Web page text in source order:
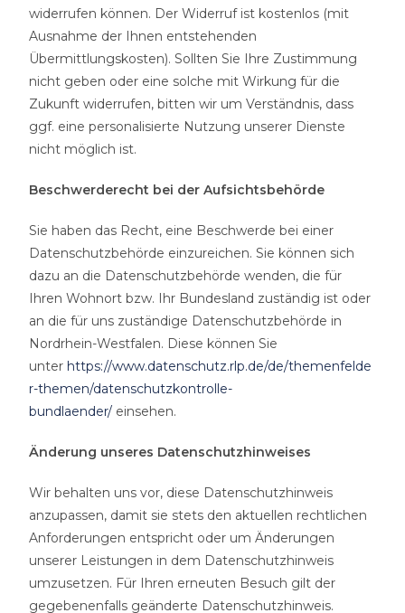
widerrufen können. Der Widerruf ist kostenlos (mit
Ausnahme der Ihnen entstehenden
Übermittlungskosten). Sollten Sie Ihre Zustimmung
nicht geben oder eine solche mit Wirkung für die
Zukunft widerrufen, bitten wir um Verständnis, dass
ggf. eine personalisierte Nutzung unserer Dienste
nicht möglich ist.
Beschwerderecht bei der Aufsichtsbehörde
Sie haben das Recht, eine Beschwerde bei einer
Datenschutzbehörde einzureichen. Sie können sich
dazu an die Datenschutzbehörde wenden, die für
Ihren Wohnort bzw. Ihr Bundesland zuständig ist oder
an die für uns zuständige Datenschutzbehörde in
Nordrhein-Westfalen. Diese können Sie
unter https://www.datenschutz.rlp.de/de/themenfelde
r-themen/datenschutzkontrolle-
bundlaender/ einsehen.
Änderung unseres Datenschutzhinweises
Wir behalten uns vor, diese Datenschutzhinweis
anzupassen, damit sie stets den aktuellen rechtlichen
Anforderungen entspricht oder um Änderungen
unserer Leistungen in dem Datenschutzhinweis
umzusetzen. Für Ihren erneuten Besuch gilt der
gegebenenfalls geänderte Datenschutzhinweis.